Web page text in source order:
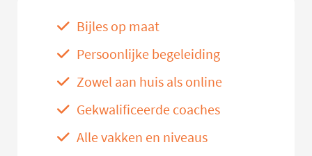
Bijles op maat
Persoonlijke begeleiding
Zowel aan huis als online
Gekwalificeerde coaches
Alle vakken en niveaus